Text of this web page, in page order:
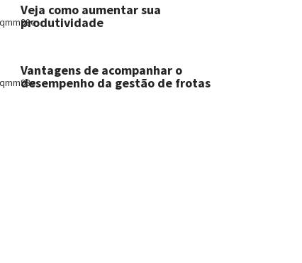
Veja como aumentar sua
produtividade
Vantagens de acompanhar o
desempenho da gestão de frotas